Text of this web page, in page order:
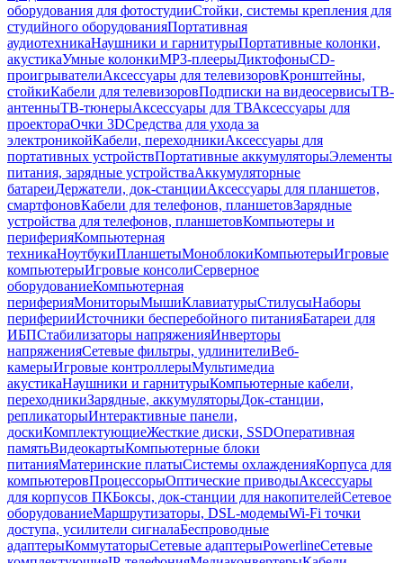
оборудования для фотостудииСтойки, системы крепления для
студийного оборудованияПортативная
аудиотехникаНаушники и гарнитурыПортативные колонки,
акустикаУмные колонкиMP3-плеерыДиктофоныCD-
проигрывателиАксессуары для телевизоровКронштейны,
стойкиКабели для телевизоровПодписки на видеосервисыТВ-
антенныТВ-тюнерыАксессуары для ТВАксессуары для
проектораОчки 3DСредства для ухода за
электроникойКабели, переходникиАксессуары для
портативных устройствПортативные аккумуляторыЭлементы
питания, зарядные устройстваАккумуляторные
батареиДержатели, док-станцииАксессуары для планшетов,
смартфоновКабели для телефонов, планшетовЗарядные
устройства для телефонов, планшетовКомпьютеры и
периферияКомпьютерная
техникаНоутбукиПланшетыМоноблокиКомпьютерыИгровые
компьютерыИгровые консолиСерверное
оборудованиеКомпьютерная
периферияМониторыМышиКлавиатурыСтилусыНаборы
периферииИсточники бесперебойного питанияБатареи для
ИБПСтабилизаторы напряженияИнверторы
напряженияСетевые фильтры, удлинителиВеб-
камерыИгровые контроллерыМультимедиа
акустикаНаушники и гарнитурыКомпьютерные кабели,
переходникиЗарядные, аккумуляторыДок-станции,
репликаторыИнтерактивные панели,
доскиКомплектующиеЖесткие диски, SSDОперативная
памятьВидеокартыКомпьютерные блоки
питанияМатеринские платыСистемы охлажденияКорпуса для
компьютеровПроцессорыОптические приводыАксессуары
для корпусов ПКБоксы, док-станции для накопителейСетевое
оборудованиеМаршрутизаторы, DSL-модемыWi-Fi точки
доступа, усилители сигналаБеспроводные
адаптерыКоммутаторыСетевые адаптерыPowerlineСетевые